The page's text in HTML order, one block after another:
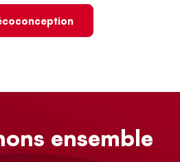
ensemble